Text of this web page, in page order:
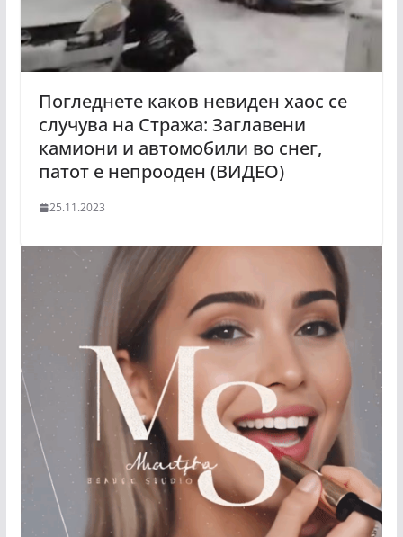
Погледнете каков невиден хаос се
случува на Стража: Заглавени
камиони и автомобили во снег,
патот е непрооден (ВИДЕО)
25.11.2023